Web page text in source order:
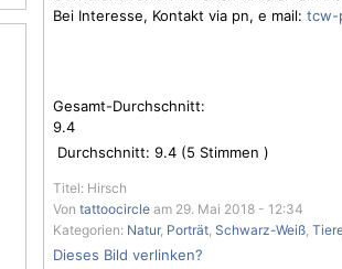
Bei Interesse, Kontakt via pn, e mail: tcw-
Gesamt-Durchschnitt:
9.4
Durchschnitt: 9.4 (5 Stimmen )
Titel: Hirsch
Von tattoocircle am 29. Mai 2018 - 12:34
Kategorien: Natur, Porträt, Schwarz-Weiß,
Dieses Bild verlinken?